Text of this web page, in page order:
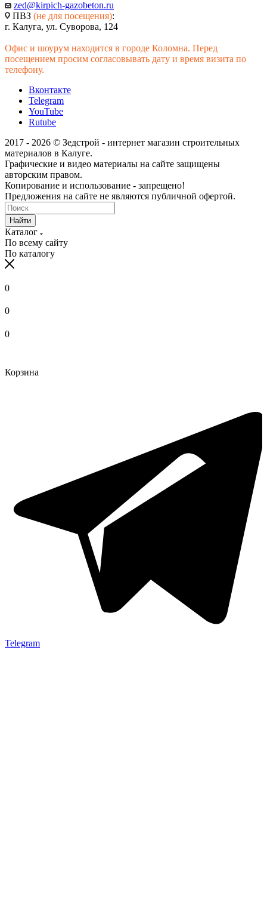
zed@kirpich-gazobeton.ru
ПВЗ (не для посещения):
г. Калуга, ул. Суворова, 124
Офис и шоурум находится в городе Коломна. Перед
посещением просим согласовывать дату и время визита по
телефону.
Вконтакте
Telegram
YouTube
Rutube
2017 - 2026 © Зедстрой - интернет магазин строительных
материалов в Калуге.
Графические и видео материалы на сайте защищены
авторским правом.
Копирование и использование - запрещено!
Предложения на сайте не являются публичной офертой.
Найти
Каталог
По всему сайту
По каталогу
0
0
0
Корзина
Telegram